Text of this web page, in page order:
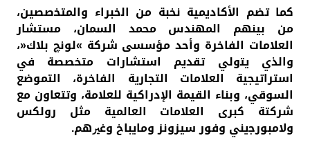
ﻛﻤﺎ ﺗﻀﻢ اﻷﻛﺎدﻳﻤﻴﺔ ﻧﺨﺒﺔ ﻣﻦ اﻟخبراء واﻟﻤﺘﺨصصين،
ﻣﻦ ﺑﻴﻨﻬﻢ اﻟﻤﻬﻨﺪس ﻣﺤﻤﺪ اﻟﺴﻤﺎن، ﻣﺴﺘﺸﺎر
اﻟﻌﻼﻣﺎت اﻟﻔﺎﺧﺮة وأﺣﺪ ﻣﺆسسى شرﻛﺔ »ﻟﻮﻧﭻ ﺑﻼك«،
واﻟﺬي ﻳﺘولي ﺗﻘﺪﻳﻢ اﺳﺘﺸﺎرات ﻣﺘﺨﺼﺼﺔ ﻓﻲ
استراﺗﻴﺠﻴﺔ اﻟﻌﻼﻣﺎت اﻟﺘﺠﺎرﻳﺔ اﻟﻔﺎﺧﺮة، اﻟﺘﻤﻮﺿﻊ
اﻟﺴﻮﻗﻲ، وﺑﻨﺎء اﻟﻘﻴﻤﺔ اﻹدراﻛﻴﺔ ﻟﻠﻌﻼﻣﺔ، وﺗﺘﻌﺎون ﻣﻊ
شركتة كبرى اﻟﻌﻼﻣﺎت اﻟﻌﺎﻟﻤﻴﺔ ﻣﺜﻞ روﻟﻜﺲ
وﻻﻣﺒﻮرﺟيني وﻓﻮر سيزوﻧﺰ وﻣﺎﻳﺒﺎخ وﻏﲑﻫﻢ.